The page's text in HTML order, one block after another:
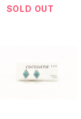
SOLD OUT